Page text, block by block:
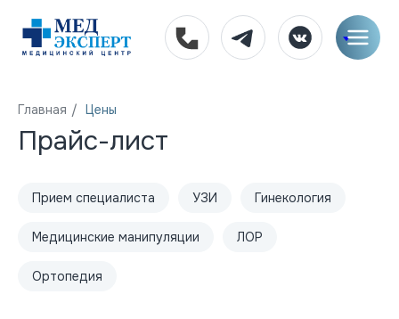
Главная / Цены
Прайс-лист
Прием специалиста УЗИ Гинекология
Медицинские манипуляции ЛОР
Ортопедия